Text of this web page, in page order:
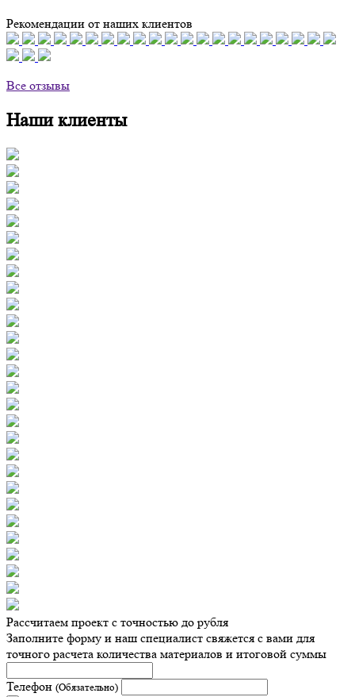
Рекомендации от наших клиентов
Все отзывы
Наши клиенты
Рассчитаем проект с точностью до рубля
Заполните форму и наш специалист свяжется с вами для
точного расчета количества материалов и итоговой суммы
Телефон (Обязательно)